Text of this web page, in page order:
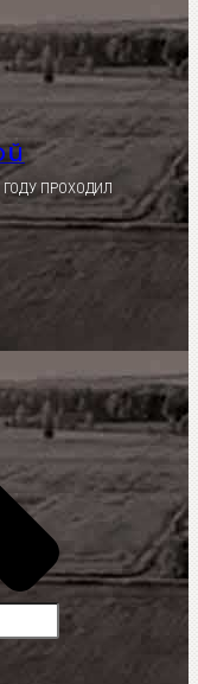
ГОДУ ПРОХОДИЛ